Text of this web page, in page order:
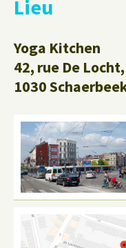
Lieu
Yoga Kitchen
42, rue De Locht,
1030